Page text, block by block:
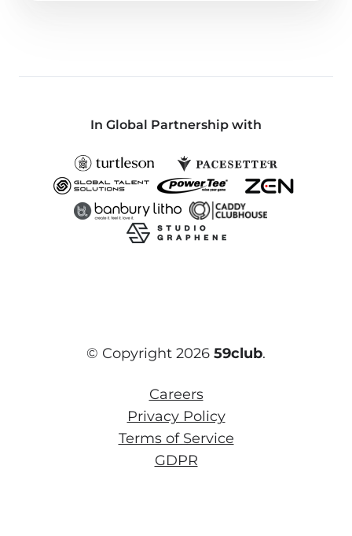
In Global Partnership with
© Copyright 2026 59club.
Careers
Privacy Policy
Terms of Service
GDPR